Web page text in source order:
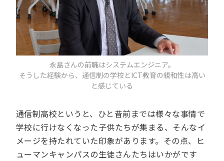
永島さんの前職はシステムエンジニア。
そうした経験から、通信制の学校とICT教育の親和性は高い
と感じている
通信制高校というと、ひと昔前までは様々な事情で
学校に行けなくなった子供たちが集まる、そんなイ
メージを持たれていた印象があります。その点、ヒ
ューマンキャンパスの生徒さんたちはいかがです